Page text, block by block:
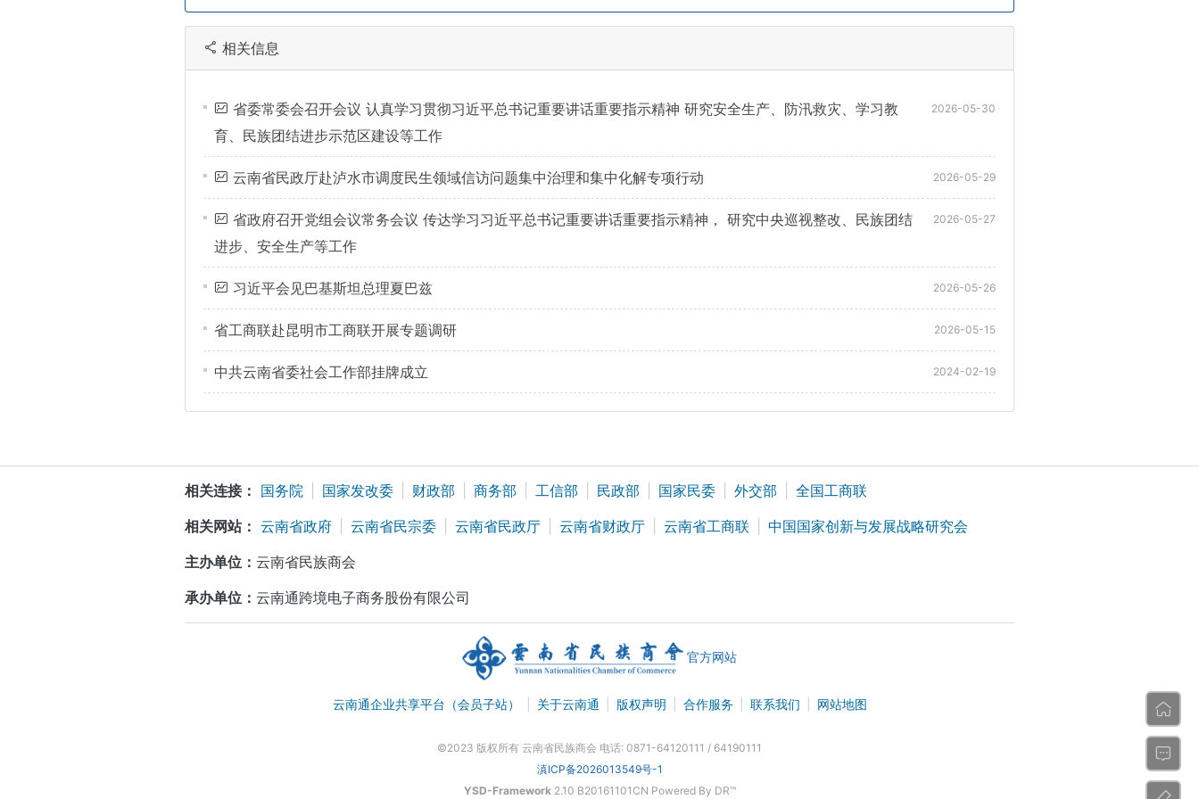
相关信息
2026-05-30
省委常委会召开会议 认真学习贯彻习近平总书记重要讲话重要指示精神 研究安全生产、防汛救灾、学习教
育、民族团结进步示范区建设等工作
2026-05-29
云南省民政厅赴泸水市调度民生领域信访问题集中治理和集中化解专项行动
2026-05-27
省政府召开党组会议常务会议 传达学习习近平总书记重要讲话重要指示精神， 研究中央巡视整改、民族团结
进步、安全生产等工作
2026-05-26
习近平会见巴基斯坦总理夏巴兹
2026-05-15
省工商联赴昆明市工商联开展专题调研
2024-02-19
中共云南省委社会工作部挂牌成立
相关连接： 国务院 国家发改委 财政部 商务部 工信部 民政部 国家民委 外交部
全国工商联
相关网站： 云南省政府 云南省民宗委 云南省民政厅 云南省财政厅 云南省工商联
中国国家创新与发展战略研究会
主办单位： 云南省民族商会
承办单位： 云南通跨境电子商务股份有限公司
官方网站
云南通企业共享平台（会员子站） 关于云南通 版权声明 合作服务 联系我们 网站地图
©2023 版权所有 云南省民族商会 电话: 0871-64120111 / 64190111
滇ICP备2026013549号-1
YSD-Framework2.10 B20161101CN Powered By DR™